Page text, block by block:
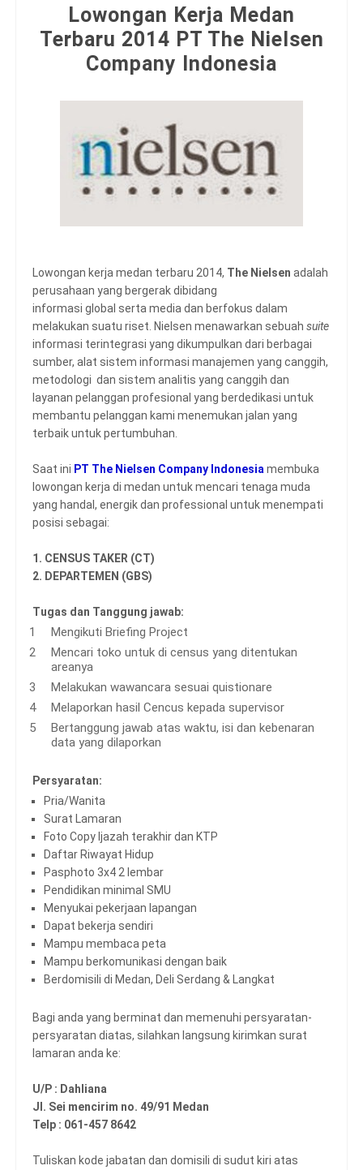
Lowongan Kerja Medan
Terbaru 2014 PT The Nielsen
Company Indonesia
Lowongan kerja medan terbaru 2014, The Nielsen adalah
perusahaan yang bergerak dibidang
informasi global serta media dan berfokus dalam
melakukan suatu riset. Nielsen menawarkan sebuah suite
informasi terintegrasi yang dikumpulkan dari berbagai
sumber, alat sistem informasi manajemen yang canggih,
metodologi dan sistem analitis yang canggih dan
layanan pelanggan profesional yang berdedikasi untuk
membantu pelanggan kami menemukan jalan yang
terbaik untuk pertumbuhan.
Saat ini PT The Nielsen Company Indonesia membuka
lowongan kerja di medan untuk mencari tenaga muda
yang handal, energik dan professional untuk menempati
posisi sebagai:
1. CENSUS TAKER (CT)
2. DEPARTEMEN (GBS)
Tugas dan Tanggung jawab:
Mengikuti Briefing Project
Mencari toko untuk di census yang ditentukan
areanya
Melakukan wawancara sesuai quistionare
Melaporkan hasil Cencus kepada supervisor
Bertanggung jawab atas waktu, isi dan kebenaran
data yang dilaporkan
Persyaratan:
Pria/Wanita
Surat Lamaran
Foto Copy Ijazah terakhir dan KTP
Daftar Riwayat Hidup
Pasphoto 3x4 2 lembar
Pendidikan minimal SMU
Menyukai pekerjaan lapangan
Dapat bekerja sendiri
Mampu membaca peta
Mampu berkomunikasi dengan baik
Berdomisili di Medan, Deli Serdang & Langkat
Bagi anda yang berminat dan memenuhi persyaratan-
persyaratan diatas, silahkan langsung kirimkan surat
lamaran anda ke:
U/P : Dahliana
Jl. Sei mencirim no. 49/91 Medan
Telp : 061-457 8642
Tuliskan kode jabatan dan domisili di sudut kiri atas